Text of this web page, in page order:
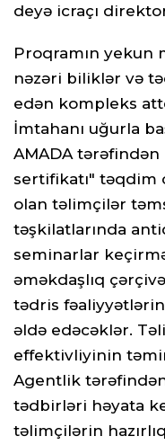
deyə icraçı
Proqramın yekun
nəzəri biliklər və
edən kompleks
İmtahanı uğurla
AMADA
sertifikatı" təqdim
olan təlimçilər
təşkilatlarında
seminarlar
əməkdaşlıq
tədris
əldə edəcəklər.
effektivliyinin
Agentlik
tədbirləri həyata
təlimçilərin